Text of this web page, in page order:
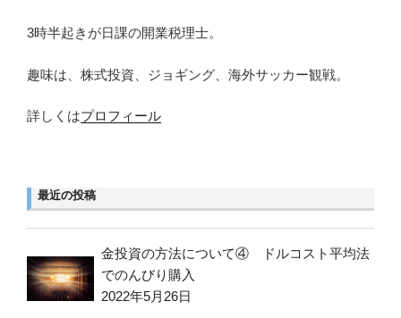
3時半起きが日課の開業税理士。
趣味は、株式投資、ジョギング、海外サッカー観戦。
詳しくはプロフィール
最近の投稿
金投資の方法について④ ドルコスト平均法
でのんびり購入
2022年5月26日